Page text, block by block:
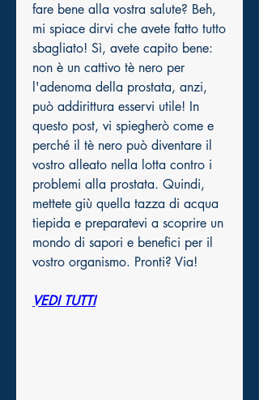
fare bene alla vostra salute? Beh,
mi spiace dirvi che avete fatto tutto
sbagliato! Sì, avete capito bene:
non è un cattivo tè nero per
l'adenoma della prostata, anzi,
può addirittura esservi utile! In
questo post, vi spiegherò come e
perché il tè nero può diventare il
vostro alleato nella lotta contro i
problemi alla prostata. Quindi,
mettete giù quella tazza di acqua
tiepida e preparatevi a scoprire un
mondo di sapori e benefici per il
vostro organismo. Pronti? Via!
VEDI TUTTI